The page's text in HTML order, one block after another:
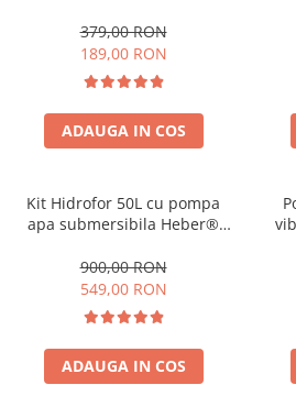
incluse
379,00 RON
189,00 RON
ADAUGA IN COS
Kit Hidrofor 50L cu pompa
apa submersibila Heber®
premium complet
900,00 RON
549,00 RON
ADAUGA IN COS